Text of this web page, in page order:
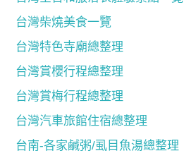
台灣柴燒美食一覽
台灣特色寺廟總整理
台灣賞櫻行程總整理
台灣賞梅行程總整理
台灣汽車旅館住宿總整理
台南-各家鹹粥/虱目魚湯總整理